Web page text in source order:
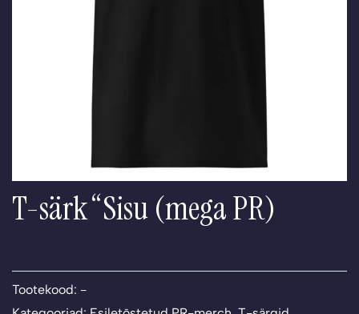
T-särk “Sisu (mega PR)
Tootekood: -